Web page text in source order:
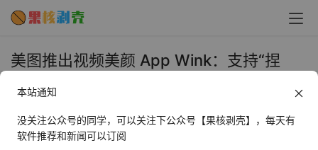
美图推出视频美颜 App Wink：支持“捏
核剥壳
2022年3月23日 下午4:24
本站通知
没关注公众号的同学，可以关注下公众号【果核剥壳】，每天有
软件推荐和新闻可以订阅